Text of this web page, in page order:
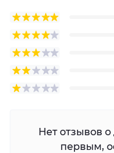
Нет отзывов о
первым,